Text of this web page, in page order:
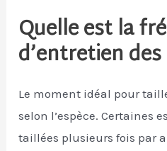
Quelle est la
d’entretien des
Le moment idéal pour
selon l’espèce. Certaines
taillées plusieurs fois par